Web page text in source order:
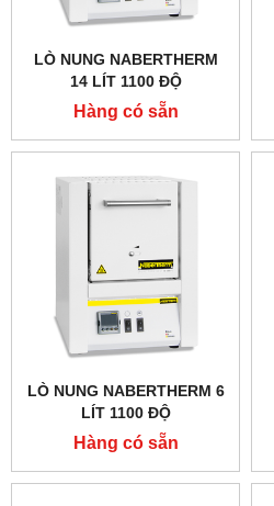
LÒ NUNG NABERTHERM
14 LÍT 1100 ĐỘ
Hàng có sẵn
LÒ NUNG NABERTHERM 6
LÍT 1100 ĐỘ
Hàng có sẵn